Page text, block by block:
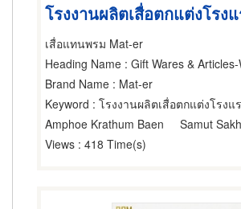
โรงงานผลิตเสื่อตกแต่งโรง
เสื่อแทนพรม Mat-er
Heading Name : Gift Wares & Articles-Wholesale & Manufacturers,Interior
Brand Name : Mat-er
Keyword : โรงงานผลิตเสื่อตกแต่งโรงแ
Amphoe Krathum Baen
Samut
Views : 418 Time(s)